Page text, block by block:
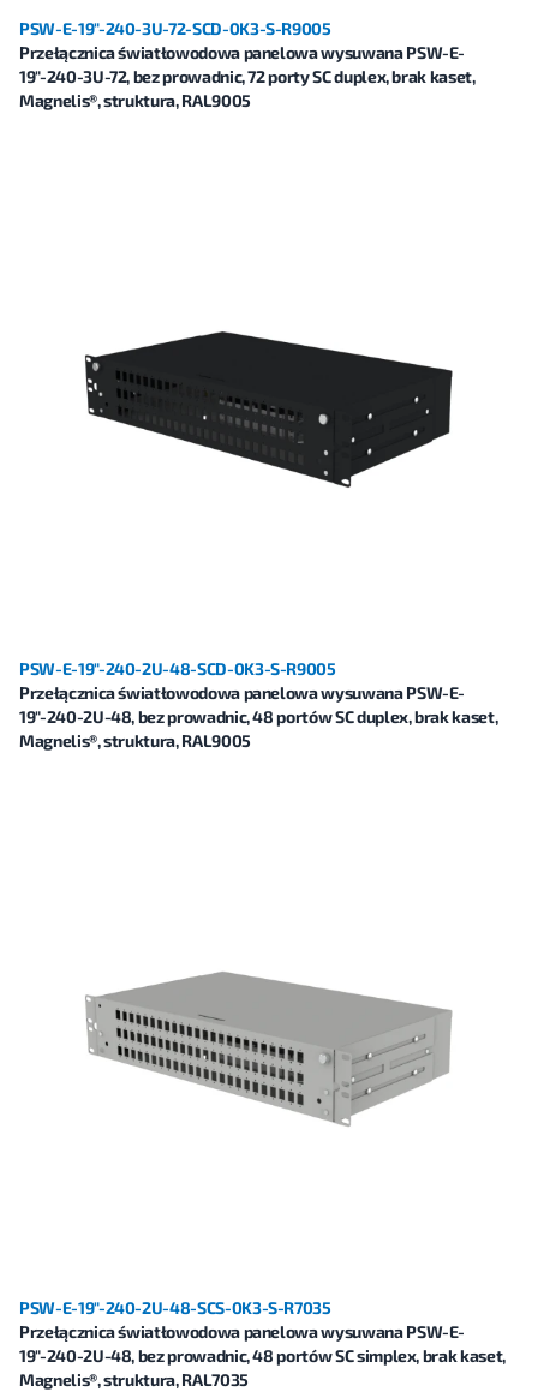
PSW-E-19"-240-3U-72-SCD-0K3-S-R9005
Przełącznica światłowodowa panelowa wysuwana PSW-E-
19"-240-3U-72, bez prowadnic, 72 porty SC duplex, brak kaset,
Magnelis®, struktura, RAL9005
PSW-E-19"-240-2U-48-SCD-0K3-S-R9005
Przełącznica światłowodowa panelowa wysuwana PSW-E-
19"-240-2U-48, bez prowadnic, 48 portów SC duplex, brak kaset,
Magnelis®, struktura, RAL9005
PSW-E-19"-240-2U-48-SCS-0K3-S-R7035
Przełącznica światłowodowa panelowa wysuwana PSW-E-
19"-240-2U-48, bez prowadnic, 48 portów SC simplex, brak kaset,
Magnelis®, struktura, RAL7035